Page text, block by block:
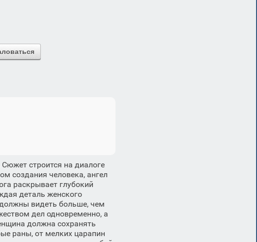
строится на диалоге
создания человека, ангел
раскрывает глубокий
деталь женского
должны видеть больше, чем
дел одновременно, а
должна сохранять
раны, от мелких царапин